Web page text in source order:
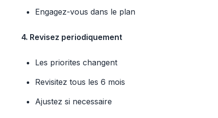
Engagez-vous dans le plan
4. Revisez periodiquement
Les priorites changent
Revisitez tous les 6 mois
Ajustez si necessaire